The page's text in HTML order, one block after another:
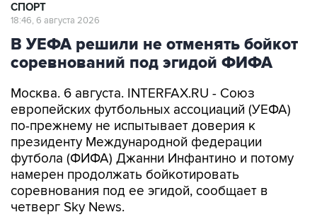
СПОРТ
18:46, 6 августа 2026
В УЕФА решили не отменять бойкот
соревнований под эгидой ФИФА
Москва. 6 августа. INTERFAX.RU - Союз
европейских футбольных ассоциаций (УЕФА)
по-прежнему не испытывает доверия к
президенту Международной федерации
футбола (ФИФА) Джанни Инфантино и потому
намерен продолжать бойкотировать
соревнования под ее эгидой, сообщает в
четверг Sky News.